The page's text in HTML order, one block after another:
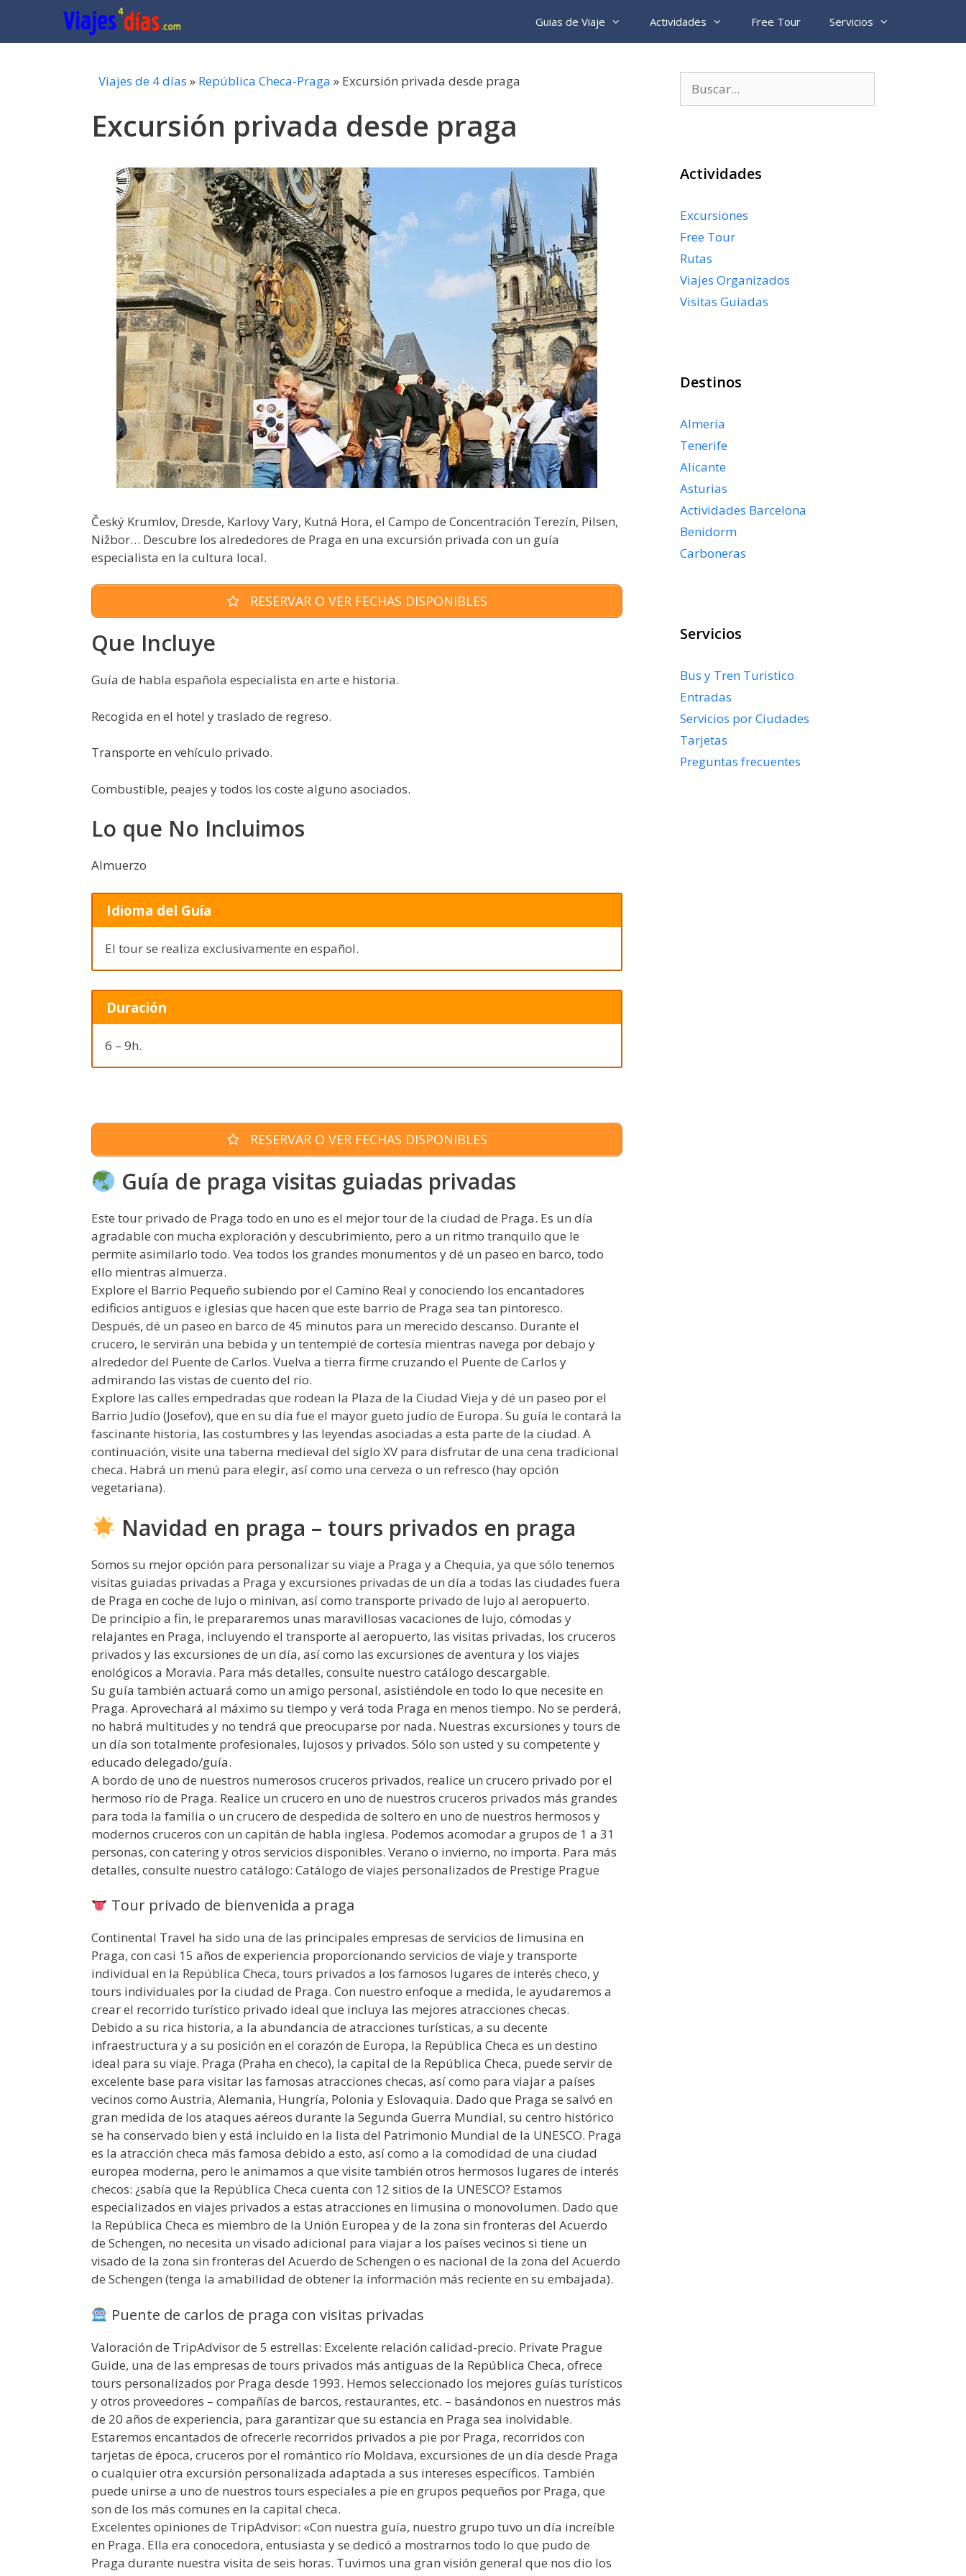
contenido
Guias de Viaje Actividades Free Tour Servicios
Viajes de 4 días » República Checa-Praga » Excursión privada desde praga
Excursión privada desde praga
Český Krumlov, Dresde, Karlovy Vary, Kutná Hora, el Campo de Concentración Terezín, Pilsen,
Nižbor… Descubre los alrededores de Praga en una excursión privada con un guía
especialista en la cultura local.
RESERVAR O VER FECHAS DISPONIBLES
Que Incluye
Guía de habla española especialista en arte e historia.
Recogida en el hotel y traslado de regreso.
Transporte en vehículo privado.
Combustible, peajes y todos los coste alguno asociados.
Lo que No Incluimos
Almuerzo
Idioma del Guía
El tour se realiza exclusivamente en español.
Duración
6 – 9h.
RESERVAR O VER FECHAS DISPONIBLES
Guía de praga visitas guiadas privadas
Este tour privado de Praga todo en uno es el mejor tour de la ciudad de Praga. Es un día
agradable con mucha exploración y descubrimiento, pero a un ritmo tranquilo que le
permite asimilarlo todo. Vea todos los grandes monumentos y dé un paseo en barco, todo
ello mientras almuerza.
Explore el Barrio Pequeño subiendo por el Camino Real y conociendo los encantadores
edificios antiguos e iglesias que hacen que este barrio de Praga sea tan pintoresco.
Después, dé un paseo en barco de 45 minutos para un merecido descanso. Durante el
crucero, le servirán una bebida y un tentempié de cortesía mientras navega por debajo y
alrededor del Puente de Carlos. Vuelva a tierra firme cruzando el Puente de Carlos y
admirando las vistas de cuento del río.
Explore las calles empedradas que rodean la Plaza de la Ciudad Vieja y dé un paseo por el
Barrio Judío (Josefov), que en su día fue el mayor gueto judío de Europa. Su guía le contará la
fascinante historia, las costumbres y las leyendas asociadas a esta parte de la ciudad. A
continuación, visite una taberna medieval del siglo XV para disfrutar de una cena tradicional
checa. Habrá un menú para elegir, así como una cerveza o un refresco (hay opción
vegetariana).
Navidad en praga – tours privados en praga
Somos su mejor opción para personalizar su viaje a Praga y a Chequia, ya que sólo tenemos
visitas guiadas privadas a Praga y excursiones privadas de un día a todas las ciudades fuera
de Praga en coche de lujo o minivan, así como transporte privado de lujo al aeropuerto.
De principio a fin, le prepararemos unas maravillosas vacaciones de lujo, cómodas y
relajantes en Praga, incluyendo el transporte al aeropuerto, las visitas privadas, los cruceros
privados y las excursiones de un día, así como las excursiones de aventura y los viajes
enológicos a Moravia. Para más detalles, consulte nuestro catálogo descargable.
Su guía también actuará como un amigo personal, asistiéndole en todo lo que necesite en
Praga. Aprovechará al máximo su tiempo y verá toda Praga en menos tiempo. No se perderá,
no habrá multitudes y no tendrá que preocuparse por nada. Nuestras excursiones y tours de
un día son totalmente profesionales, lujosos y privados. Sólo son usted y su competente y
educado delegado/guía.
A bordo de uno de nuestros numerosos cruceros privados, realice un crucero privado por el
hermoso río de Praga. Realice un crucero en uno de nuestros cruceros privados más grandes
para toda la familia o un crucero de despedida de soltero en uno de nuestros hermosos y
modernos cruceros con un capitán de habla inglesa. Podemos acomodar a grupos de 1 a 31
personas, con catering y otros servicios disponibles. Verano o invierno, no importa. Para más
detalles, consulte nuestro catálogo: Catálogo de viajes personalizados de Prestige Prague
Tour privado de bienvenida a praga
Continental Travel ha sido una de las principales empresas de servicios de limusina en
Praga, con casi 15 años de experiencia proporcionando servicios de viaje y transporte
individual en la República Checa, tours privados a los famosos lugares de interés checo, y
tours individuales por la ciudad de Praga. Con nuestro enfoque a medida, le ayudaremos a
crear el recorrido turístico privado ideal que incluya las mejores atracciones checas.
Debido a su rica historia, a la abundancia de atracciones turísticas, a su decente
infraestructura y a su posición en el corazón de Europa, la República Checa es un destino
ideal para su viaje. Praga (Praha en checo), la capital de la República Checa, puede servir de
excelente base para visitar las famosas atracciones checas, así como para viajar a países
vecinos como Austria, Alemania, Hungría, Polonia y Eslovaquia. Dado que Praga se salvó en
gran medida de los ataques aéreos durante la Segunda Guerra Mundial, su centro histórico
se ha conservado bien y está incluido en la lista del Patrimonio Mundial de la UNESCO. Praga
es la atracción checa más famosa debido a esto, así como a la comodidad de una ciudad
europea moderna, pero le animamos a que visite también otros hermosos lugares de interés
checos: ¿sabía que la República Checa cuenta con 12 sitios de la UNESCO? Estamos
especializados en viajes privados a estas atracciones en limusina o monovolumen. Dado que
la República Checa es miembro de la Unión Europea y de la zona sin fronteras del Acuerdo
de Schengen, no necesita un visado adicional para viajar a los países vecinos si tiene un
visado de la zona sin fronteras del Acuerdo de Schengen o es nacional de la zona del Acuerdo
de Schengen (tenga la amabilidad de obtener la información más reciente en su embajada).
Puente de carlos de praga con visitas privadas
Valoración de TripAdvisor de 5 estrellas: Excelente relación calidad-precio. Private Prague
Guide, una de las empresas de tours privados más antiguas de la República Checa, ofrece
tours personalizados por Praga desde 1993. Hemos seleccionado los mejores guías turísticos
y otros proveedores – compañías de barcos, restaurantes, etc. – basándonos en nuestros más
de 20 años de experiencia, para garantizar que su estancia en Praga sea inolvidable.
Estaremos encantados de ofrecerle recorridos privados a pie por Praga, recorridos con
tarjetas de época, cruceros por el romántico río Moldava, excursiones de un día desde Praga
o cualquier otra excursión personalizada adaptada a sus intereses específicos. También
puede unirse a uno de nuestros tours especiales a pie en grupos pequeños por Praga, que
son de los más comunes en la capital checa.
Excelentes opiniones de TripAdvisor: «Con nuestra guía, nuestro grupo tuvo un día increíble
en Praga. Ella era conocedora, entusiasta y se dedicó a mostrarnos todo lo que pudo de
Praga durante nuestra visita de seis horas. Tuvimos una gran visión general que nos dio los
Actividades
Excursiones
Free Tour
Rutas
Viajes Organizados
Visitas Guiadas
Destinos
Almería
Tenerife
Alicante
Asturias
Actividades Barcelona
Benidorm
Carboneras
Servicios
Bus y Tren Turistico
Entradas
Servicios por Ciudades
Tarjetas
Preguntas frecuentes